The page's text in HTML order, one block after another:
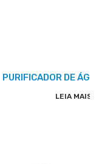
PURIFICADOR DE
LEIA MAIS